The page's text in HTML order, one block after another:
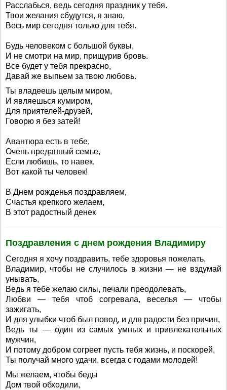
Расслабься, ведь сегодня праздник у тебя.
Твои желания сбудутся, я знаю,
Весь мир сегодня только для тебя.
Будь человеком с большой буквы,
И не смотри на мир, прищурив бровь.
Все будет у тебя прекрасно,
Давай же выпьем за твою любовь.
Ты владеешь целым миром,
И являешься кумиром,
Для приятелей-друзей,
Говорю я без затей!
Авантюра есть в тебе,
Очень преданный семье,
Если любишь, то навек,
Вот какой ты человек!
В Днем рожденья поздравляем,
Счастья крепкого желаем,
В этот радостный денек
Поздравления с днем рождения Владимиру
Сегодня я хочу поздравить, тебе здоровья пожелать,
Владимир, чтобы не случилось в жизни — не вздумай
унывать,
Ведь я тебе желаю силы, печали преодолевать,
Любви — тебя чтоб согревала, веселья — чтобы
зажигать,
И для улыбки чтоб был повод, и для радости без причин,
Ведь ты — один из самых умных и привлекательных
мужчин,
И потому добром согреет пусть тебя жизнь, и поскорей,
Ты получай много удачи, всегда с годами молодей!
Мы желаем, чтобы беды
Дом твой обходили,